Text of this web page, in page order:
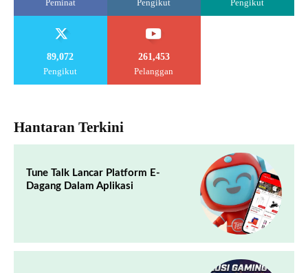
Peminat Pengikut Pengikut
89,072
Pengikut
261,453
Pelanggan
Hantaran Terkini
Tune Talk Lancar Platform E-
Dagang Dalam Aplikasi